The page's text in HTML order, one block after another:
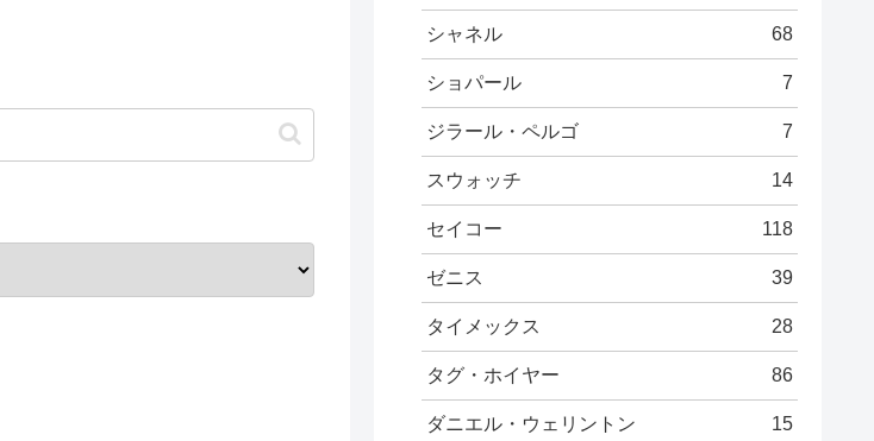
シャネル 68
ショパール 7
ジラール・ペルゴ 7
スウォッチ 14
セイコー 118
ゼニス 39
タイメックス 28
タグ・ホイヤー 86
ダニエル・ウェリントン 15